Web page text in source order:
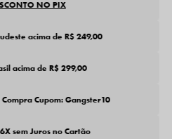
NO PIX
acima de R$ 249,00
acima de R$ 299,00
Cupom: Gangster10
sem Juros no Cartão